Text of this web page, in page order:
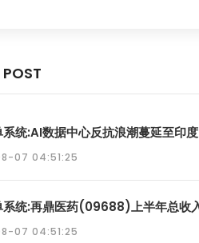
POST
统:AI数据中心反抗浪潮蔓延至印
07 04:51:25
系统:再鼎医药(09688)上半年总收
07 04:51:25